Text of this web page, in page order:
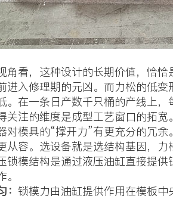
看，这种设计的长期价值，恰恰
进入修理期的元凶。而力松的低
。在一条日产数千只桶的产线上，
注的维度是成型工艺窗口的拓宽
对模具的“撑开力”有更充分的冗
从容。选设备就是选结构基因，
锁模结构是通过液压油缸直接提
锁模力由油缸提供作用在模板